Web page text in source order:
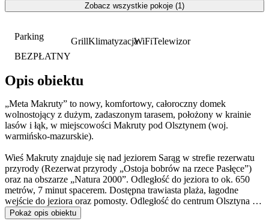
Parking
BEZPŁATNY
GrillKlimatyzacjaWiFiTelewizor
Opis obiektu
„Meta Makruty” to nowy, komfortowy, całoroczny domek
wolnostojący z dużym, zadaszonym tarasem, położony w krainie
lasów i łąk, w miejscowości Makruty pod Olsztynem (woj.
warmińsko-mazurskie).
Wieś Makruty znajduje się nad jeziorem Sarąg w strefie rezerwatu
przyrody (Rezerwat przyrody „Ostoja bobrów na rzece Pasłęce”)
oraz na obszarze „Natura 2000”. Odległość do jeziora to ok. 650
metrów, 7 minut spacerem. Dostępna trawiasta plaża, łagodne
wejście do jeziora oraz pomosty. Odległość do centrum Olsztyna -
25 km.
Pokaż opis obiektu
Zobacz wszystkie pokoje (1)